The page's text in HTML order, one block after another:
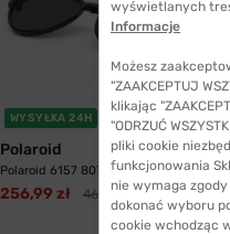
WYSYŁKA 24H
Polaroid
Polaroid 6157 807-M9 55 z nakładką...
256,99 zł 469,99 zł
wyświetlanych
Informacje
Możesz
"ZAAKCEPTUJ
klikając
"ODRZUĆ
pliki cookie
funkcjonowania
nie wymaga
dokonać wyboru
cookie wchodząc